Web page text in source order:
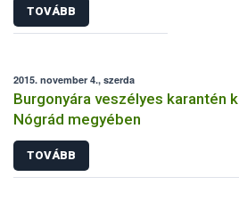
TOVÁBB
2015. november 4., szerda
Burgonyára veszélyes karantén
Nógrád megyében
TOVÁBB